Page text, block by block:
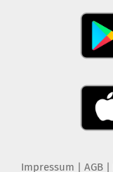
Impressum AGB